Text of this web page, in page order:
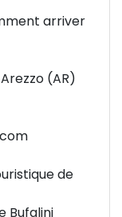
arriver
(AR)
de
Bufalini